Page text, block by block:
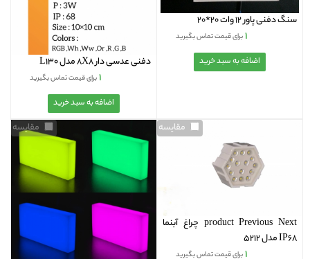
سنگ دفنی پاور 12 وات 20*20
۱برای قیمت تماس بگیرید
دفنی عدسی دار 8X8 مدل L130
۱برای قیمت تماس بگیرید
مقایسه
product Previous Next چراغ آبنما
IP68 مدل 5212
۱برای قیمت تماس بگیرید
مقایسه